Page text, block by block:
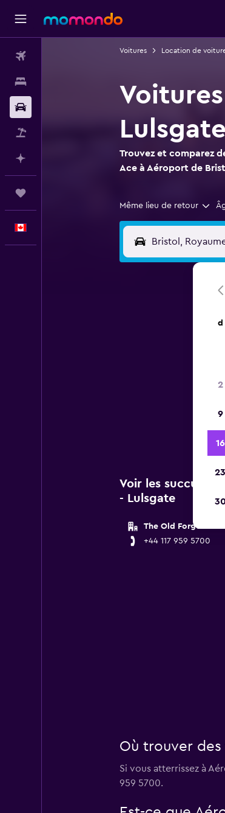
Voitures Location de
Lulsgate
Trouvez et comparez
Ace à Aéroport de
Même lieu de retour
Voir les
- Lulsgate
The Old Forge
+44 117 959 5700
Où trouver
Si vous atterrissez à
959 5700.
d
2
9
16
23